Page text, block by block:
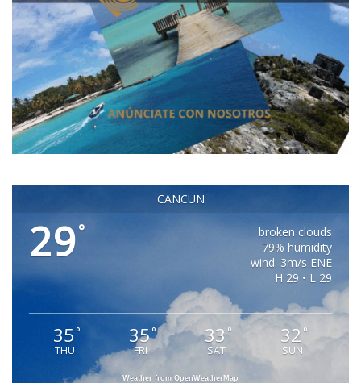
CANCUN
29°
broken clouds
79% humidity
wind: 3m/s ENE
H 29 • L 29
35°
THU
35°
FRI
33 °
SAT
32 °
SUN
Weather from OpenWeatherMap